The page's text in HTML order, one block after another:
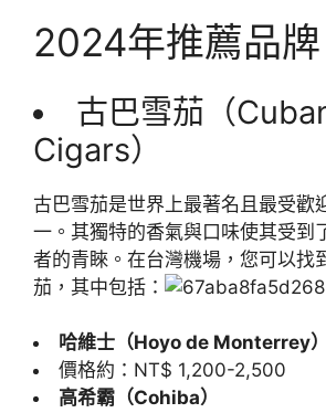
2024年推薦品牌
古巴雪茄（
Cigars）
古巴雪茄是世界上最著名且最受歡
一。其獨特的香氣與口味使其受到
者的青睞。在台灣機場，您可以找
茄，其中包括：
哈維士（Hoyo de Monterrey）
價格約：NT$ 1,200-2,500
高希霸（Cohiba）